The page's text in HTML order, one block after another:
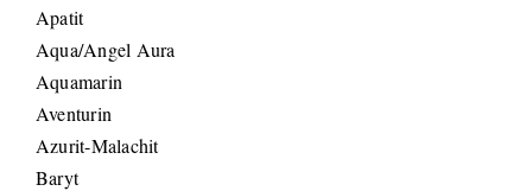
Apatit
Aqua/Angel Aura
Aquamarin
Aventurin
Azurit-Malachit
Baryt